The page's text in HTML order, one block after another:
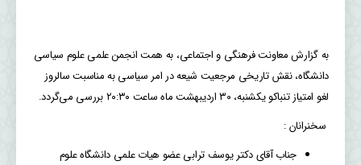
به گزارش معاونت فرهنگی و اجتماعی، به همت انجمن علمی علوم سیاسی
دانشگاه، نقش تاریخی مرجعیت شیعه در امر سیاسی به مناسبت سالروز
لغو امتیاز تنباکو یکشنبه، ۳۰ اردیبهشت ماه ساعت ۲۰:۳۰ بررسی می‌گردد.
سخنرانان :
جناب آقای دکتر یوسف ترابی عضو هیات علمی دانشگاه علوم